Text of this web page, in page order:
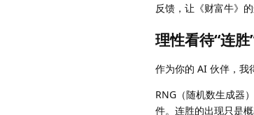
反馈，让《财富牛》
理性看待“连胜
作为你的 AI 伙伴，我
RNG（随机数生成器
件。连胜的出现只是